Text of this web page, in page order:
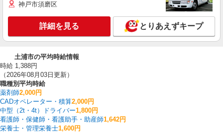
神戸市須磨区
詳細を見る とりあえずキープ
土浦市の平均時給情報
時給 1,388円
（2026年08月03日更新）
職種別平均時給
薬剤師2,000円
CADオペレーター・積算2,000円
中型（2t・4t）ドライバー1,800円
看護師・保健師・看護助手・助産師1,642円
栄養士・管理栄養士1,600円